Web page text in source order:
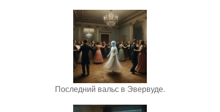
Последний вальс в Эвервуде.